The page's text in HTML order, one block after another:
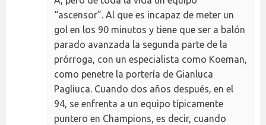
“ascensor”. Al que es incapaz de meter un
gol en los 90 minutos y tiene que ser a balón
parado avanzada la segunda parte de la
prórroga, con un especialista como Koeman,
como penetre la portería de Gianluca
Pagliuca. Cuando dos años después, en el
94, se enfrenta a un equipo típicamente
puntero en Champions, es decir, cuando